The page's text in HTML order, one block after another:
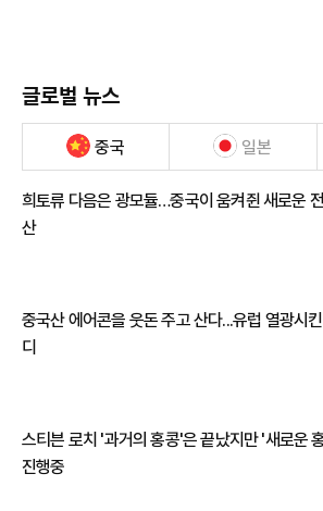
글로벌 뉴스
중국 일본
희토류 다음은 광모듈…중국이 움켜쥔 새로운
산
중국산 에어콘을 웃돈 주고 산다...유럽 열광시킨
디
스티븐 로치 '과거의 홍콩'은 끝났지만 '새로운
진행중